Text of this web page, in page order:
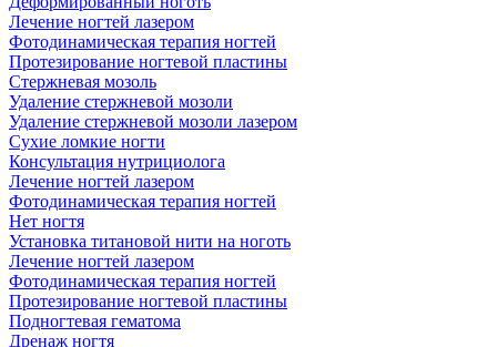
Лечение ногтей лазером
Фотодинамическая терапия ногтей
Протезирование ногтевой пластины
Стержневая мозоль
Удаление стержневой мозоли
Удаление стержневой мозоли лазером
Сухие ломкие ногти
Консультация нутрициолога
Лечение ногтей лазером
Фотодинамическая терапия ногтей
Нет ногтя
Установка титановой нити на ноготь
Лечение ногтей лазером
Фотодинамическая терапия ногтей
Протезирование ногтевой пластины
Подногтевая гематома
Дренаж ногтя